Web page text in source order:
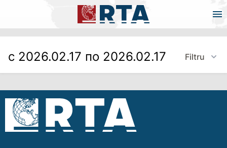
с 2026.02.17 по 2026.02.17 Filtru